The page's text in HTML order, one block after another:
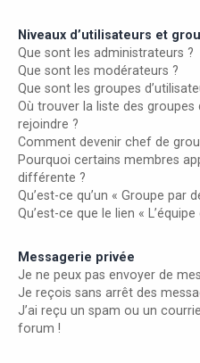
Niveaux d’utilisateurs et
Que sont les administrateurs ?
Que sont les modérateurs ?
Que sont les groupes
Où trouver la liste des
rejoindre ?
Comment devenir chef de
Pourquoi certains membres
différente ?
Qu’est-ce qu’un « Groupe par
Qu’est-ce que le lien «
Messagerie privée
Je ne peux pas envoyer de
Je reçois sans arrêt des
J’ai reçu un spam ou un
forum !